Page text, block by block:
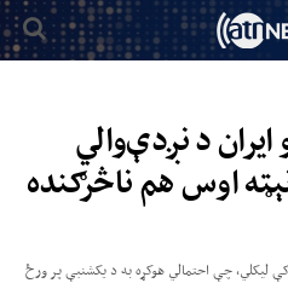
د نږدې‌والي
اوس هم ناڅرګنده
لیکلي، چې احتمالي هوکړه به د یکشنبې پر ورځ